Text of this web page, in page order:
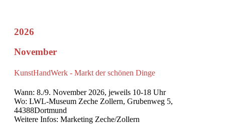
2026
November
KunstHandWerk - Markt der schönen Dinge
Wann: 8./9. November 2026, jeweils 10-18 Uhr
Wo: LWL-Museum Zeche Zollern, Grubenweg 5,
44388Dortmund
Weitere Infos: Marketing Zeche/Zollern